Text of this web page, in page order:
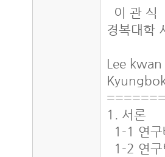
이 관 식
경복대학
Lee
1. 서론
1-1 연
1-2 연